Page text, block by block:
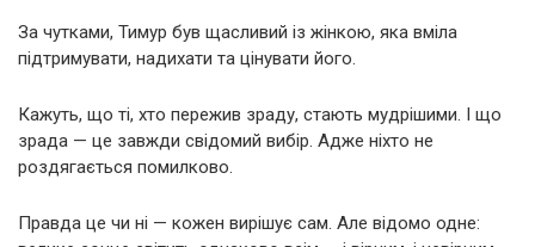
За чутками, Тимур був щасливий із жінкою, яка вміла
підтримувати, надихати та цінувати його.
Кажуть, що ті, хто пережив зраду, стають мудрішими. І що
зрада — це завжди свідомий вибір. Адже ніхто не
роздягається помилково.
Правда це чи ні — кожен вирішує сам. Але відомо одне: